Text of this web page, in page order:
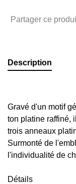
Partager ce
Description
Gravé d'un motif
ton platine raffiné,
trois anneaux
Surmonté de
l'individualité de
Détails